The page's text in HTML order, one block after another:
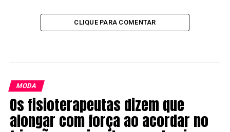
CLIQUE PARA COMENTAR
MODA
Os fisioterapeutas dizem que
alongar com força ao acordar no